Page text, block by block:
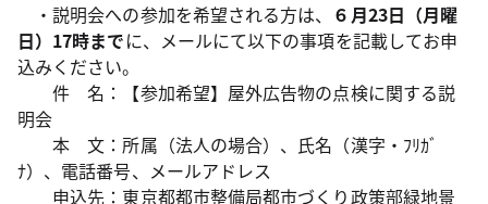
・説明会への参加を希望される方は、 ６月23日（月曜
日）17時までに、メールにて以下の事項を記載してお申
込みください。
件 名：【参加希望】屋外広告物の点検に関する説
明会
本 文：所属（法人の場合）、氏名（漢字・ﾌﾘｶﾞ
ﾅ）、電話番号、メールアドレス
申込先：東京都都市整備局都市づくり政策部緑地景